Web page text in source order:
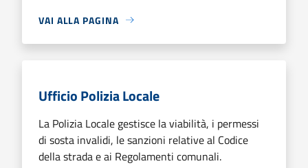
VAI ALLA PAGINA
Ufficio Polizia Locale
La Polizia Locale gestisce la viabilità, i permessi
di sosta invalidi, le sanzioni relative al Codice
della strada e ai Regolamenti comunali.